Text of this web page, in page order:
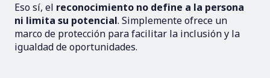
Eso sí, el reconocimiento no define a la persona
ni limita su potencial. Simplemente ofrece un
marco de protección para facilitar la inclusión y la
igualdad de oportunidades.